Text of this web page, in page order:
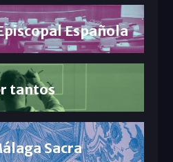
Española
tantos
Sacra